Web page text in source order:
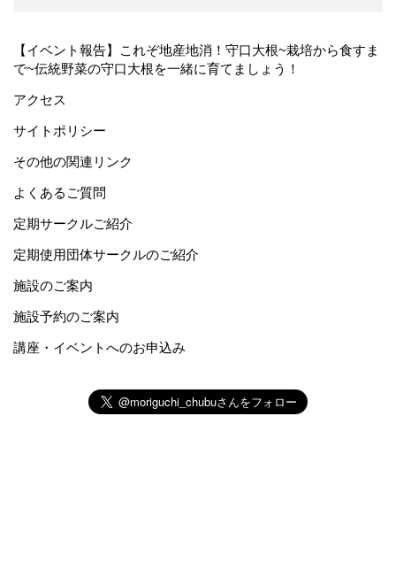
【イベント報告】これぞ地産地消！守口大根~栽培から食すま
で~伝統野菜の守口大根を一緒に育てましょう！
アクセス
サイトポリシー
その他の関連リンク
よくあるご質問
定期サークルご紹介
定期使用団体サークルのご紹介
施設のご案内
施設予約のご案内
講座・イベントへのお申込み